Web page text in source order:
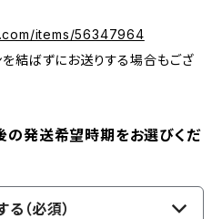
items/56347964
結ばずにお送りする場合もござ
の発送希望時期をお選びくだ
（必須）